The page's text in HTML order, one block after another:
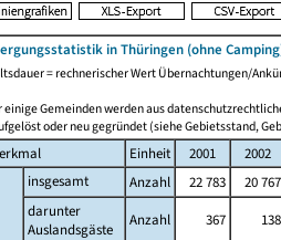
in Thüringen (ohne
= rechnerischer Wert Übernachtungen/
einige Gemeinden werden aus
oder neu gegründet (siehe Gebietsstand,
Einheit 2001 2002
insgesamt Anzahl 22 783 20 767
darunter
Auslandsgäste
Anzahl 367 138